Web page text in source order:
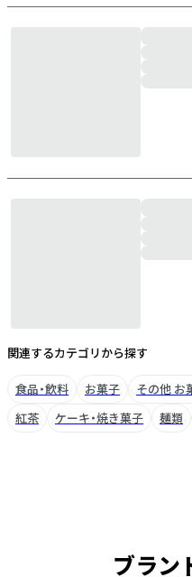
関連するカテゴリから探す
食品・飲料 お菓子 その他 お
紅茶
ケーキ・焼き菓子 麺類
ブラン